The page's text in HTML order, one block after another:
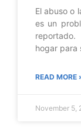
El abuso o
es un
hogar para
READ MORE
November 5,